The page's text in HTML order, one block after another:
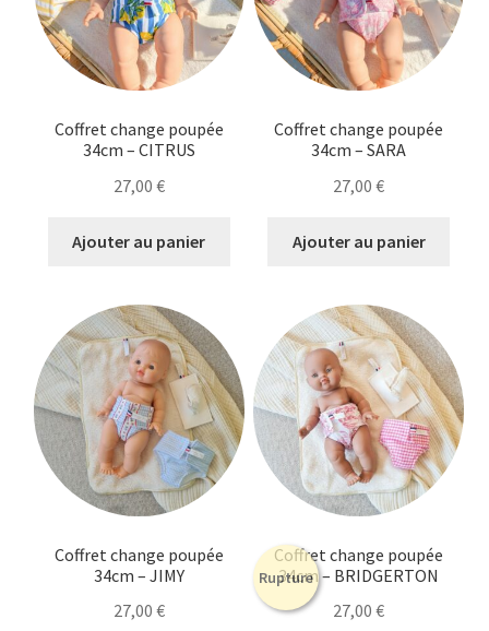
Coffret change poupée
34cm – CITRUS
27,00 €
Ajouter au panier
Coffret change poupée
34cm – SARA
27,00€
Ajouter au panier
Coffret change poupée
34cm – JIMY
27,00 €
Rupture
Coffret change poupée
34cm – BRIDGERTON
27,00€